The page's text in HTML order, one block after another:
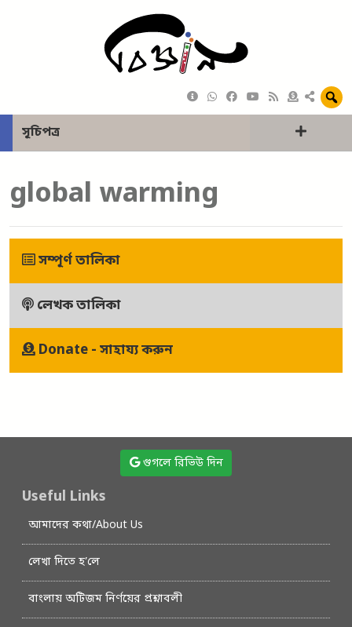
সূচিপত্র
global warming
সম্পূর্ণ তালিকা
লেখক তালিকা
Donate - সাহায্য করুন
গুগলে রিভিউ দিন
Useful Links
আমাদের কথা/About Us
লেখা দিতে হ’লে
বাংলায় অটিজম নির্ণয়ের প্রশ্নাবলী